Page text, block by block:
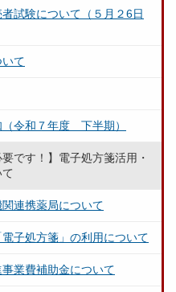
試験について（５月２6日
いて
令和７年度 下半期）
です！】電子処方箋活用・
連携薬局について
子処方箋」の利用について
業費補助金について